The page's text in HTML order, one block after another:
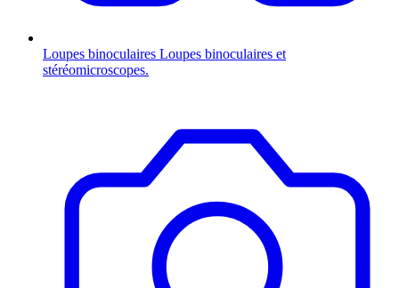
Loupes binoculaires Loupes binoculaires et
stéréomicroscopes.